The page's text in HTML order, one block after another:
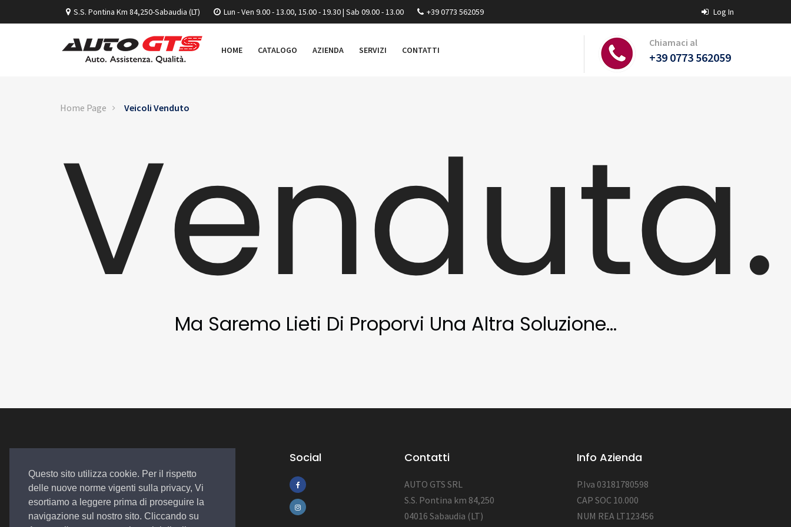
Questo sito utilizza cookie. Per il rispetto
delle nuove norme vigenti sulla privacy, Vi
esortiamo a leggere prima di proseguire la
navigazione sul nostro sito. Cliccando su
S.S. Pontina Km 84,250-Sabaudia (LT) Lun - Ven 9.00 - 13.00, 15.00 - 19.30 | Sab 09.00 - 13.00 +39 0773 562059 Log In
HOME CATALOGO AZIENDA SERVIZI CONTATTI
Chiamaci al
+39 0773 562059
Home Page Veicoli Venduto
Venduta.
Ma Saremo Lieti Di Proporvi Una Altra Soluzione...
Auto. Assistenza. Qualità
Social Contatti
AUTO GTS SRL
S.S. Pontina km 84,250
04016 Sabaudia (LT)
Info Azienda
P.Iva 03181780598
CAP SOC 10.000
NUM REA LT123456